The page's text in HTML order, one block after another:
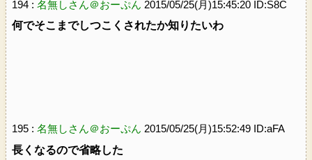
194 : 名無しさん＠おーぷん 2015/05/25(月)15:45:20 ID:S8C
何でそこまでしつこくされたか知りたいわ
195 : 名無しさん＠おーぷん 2015/05/25(月)15:52:49 ID:aFA
長くなるので省略した